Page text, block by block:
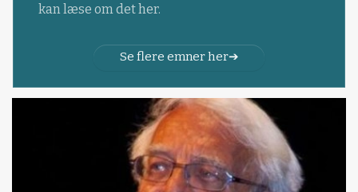
kan læse om det her.
Se flere emner her